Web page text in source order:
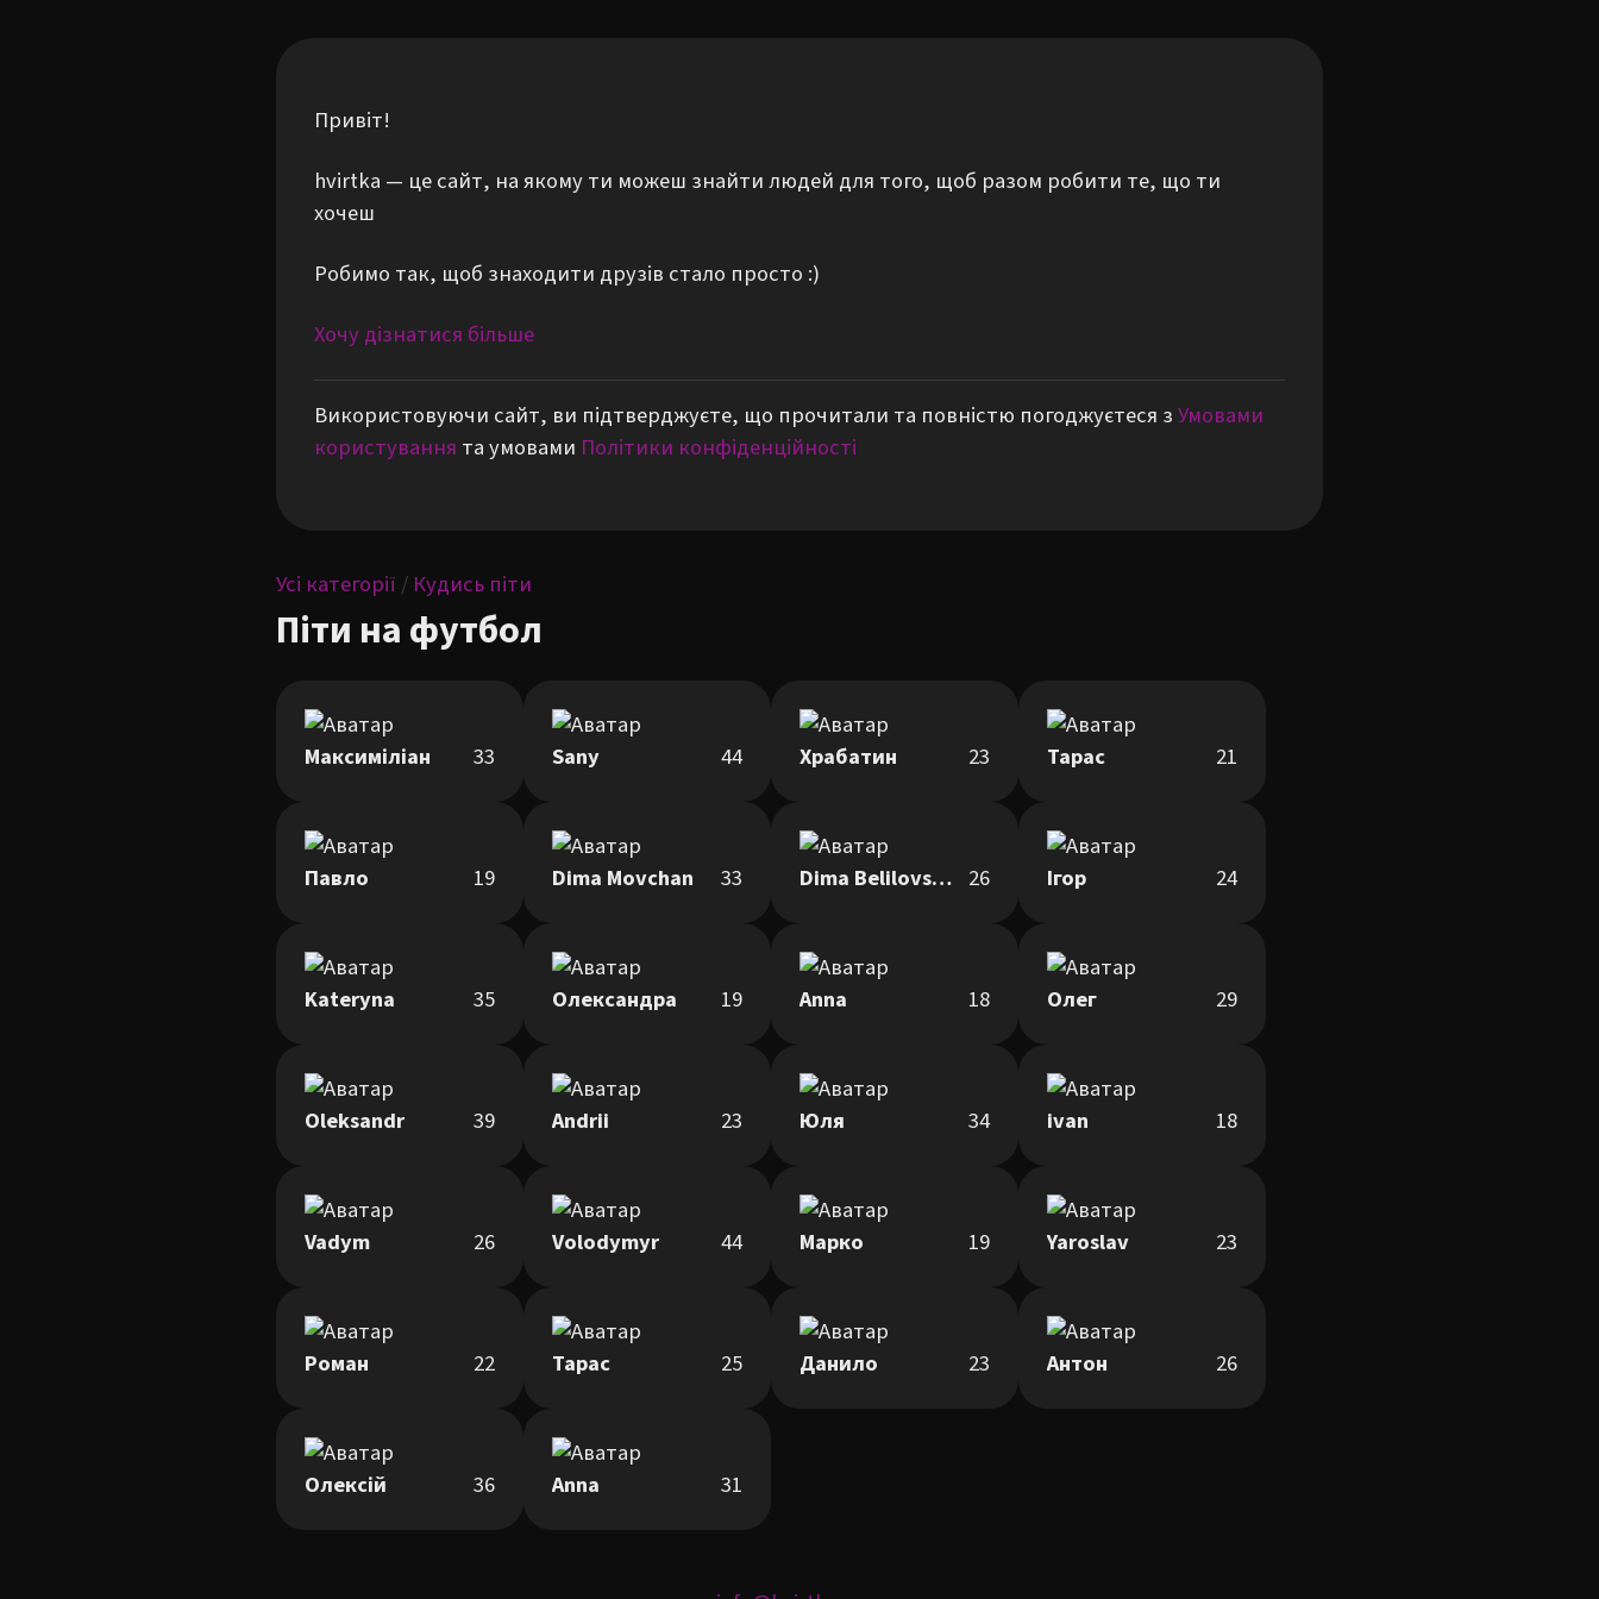
Привіт!
hvirtka — це сайт, на якому ти можеш знайти людей для того, щоб разом робити те, що ти
хочеш
Робимо так, щоб знаходити друзів стало просто :)
Хочу дізнатися більше
Використовуючи сайт, ви підтверджуєте, що прочитали та повністю погоджуєтеся зУмовами
користування та умовами Політики конфіденційності
Усі категорії / Кудись піти
Піти на футбол
Максиміліан 33 Sany 44 Храбатин 23 Тарас 21
Павло 19 Dima Movchan 33 Dima Belilovskiy 26 Ігор 24
Kateryna 35 Олександра 19 Anna 18 Олег 29
Oleksandr 39 Andrii 23 Юля 34 ivan 18
Vadym 26 Volodymyr 44 Марко 19 Yaroslav 23
Роман 22 Тарас 25 Данило 23 Антон 26
Олексій 36 Anna 31